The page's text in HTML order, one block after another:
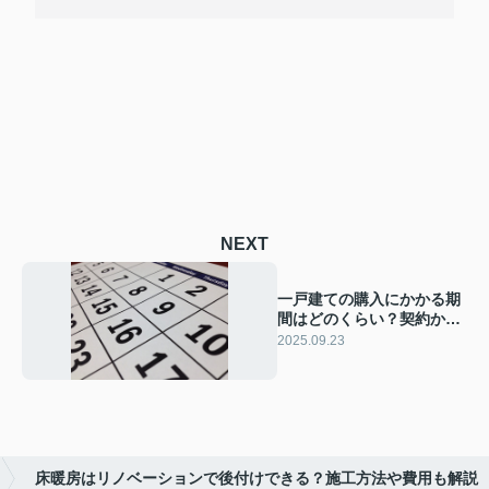
NEXT
一戸建ての購入にかかる期
間はどのくらい？契約から
入居までの流れも解説
2025.09.23
床暖房はリノベーションで後付けできる？施工方法や費用も解説